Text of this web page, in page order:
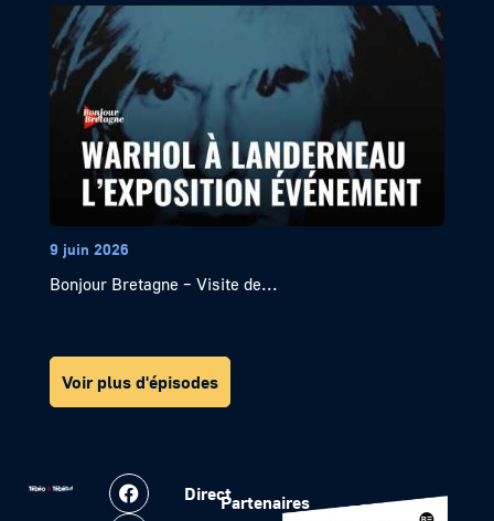
9 juin 2026
Bonjour Bretagne – Visite de...
Voir plus d'épisodes
DirectPartenaires